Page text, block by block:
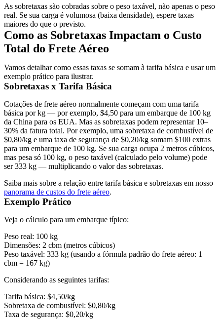
As sobretaxas são cobradas sobre o peso taxável, não apenas o peso
real. Se sua carga é volumosa (baixa densidade), espere taxas
maiores do que o previsto.
Como as Sobretaxas Impactam o Custo
Total do Frete Aéreo
Vamos detalhar como essas taxas se somam à tarifa básica e usar um
exemplo prático para ilustrar.
Sobretaxas x Tarifa Básica
Cotações de frete aéreo normalmente começam com uma tarifa
básica por kg — por exemplo, $4,50 para um embarque de 100 kg
da China para os EUA. Mas as sobretaxas podem representar 10–
30% da fatura total. Por exemplo, uma sobretaxa de combustível de
$0,80/kg e uma taxa de segurança de $0,20/kg somam $100 extras
para um embarque de 100 kg. Se sua carga ocupa 2 metros cúbicos,
mas pesa só 100 kg, o peso taxável (calculado pelo volume) pode
ser 333 kg — multiplicando o valor das sobretaxas.
Saiba mais sobre a relação entre tarifa básica e sobretaxas em nosso
panorama de custos do frete aéreo.
Exemplo Prático
Veja o cálculo para um embarque típico:
Peso real: 100 kg
Dimensões: 2 cbm (metros cúbicos)
Peso taxável: 333 kg (usando a fórmula padrão do frete aéreo: 1
cbm = 167 kg)
Considerando as seguintes tarifas:
Tarifa básica: $4,50/kg
Sobretaxa de combustível: $0,80/kg
Taxa de segurança: $0,20/kg